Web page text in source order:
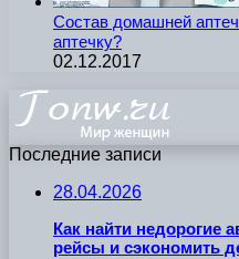
Состав домашней
аптечку?
02.12.2017
Последние записи
28.04.2026
Как найти недорогие
рейсы и сэкономить